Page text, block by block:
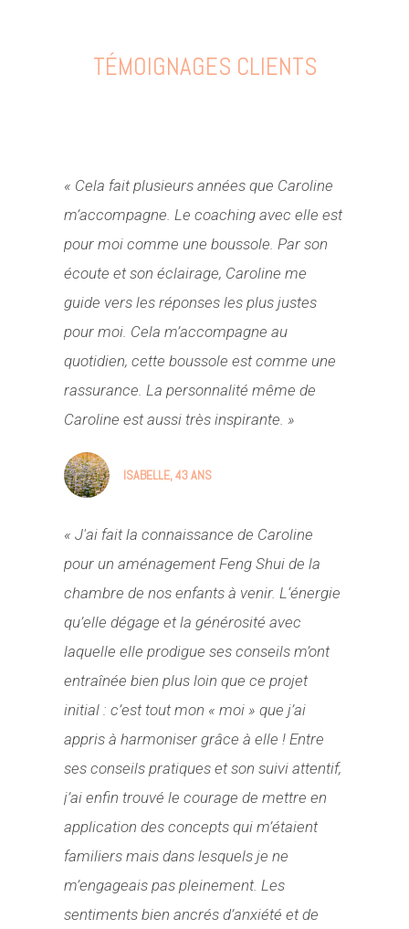
TÉMOIGNAGES CLIENTS
« Cela fait plusieurs années que Caroline
m’accompagne. Le coaching avec elle est
pour moi comme une boussole. Par son
écoute et son éclairage, Caroline me
guide vers les réponses les plus justes
pour moi. Cela m’accompagne au
quotidien, cette boussole est comme une
rassurance. La personnalité même de
Caroline est aussi très inspirante. »
ISABELLE, 43 ANS
« J'ai fait la connaissance de Caroline
pour un aménagement Feng Shui de la
chambre de nos enfants à venir. L‘énergie
qu’elle dégage et la générosité avec
laquelle elle prodigue ses conseils m’ont
entraînée bien plus loin que ce projet
initial : c’est tout mon « moi » que j’ai
appris à harmoniser grâce à elle ! Entre
ses conseils pratiques et son suivi attentif,
j’ai enfin trouvé le courage de mettre en
application des concepts qui m’étaient
familiers mais dans lesquels je ne
m’engageais pas pleinement. Les
sentiments bien ancrés d’anxiété et de